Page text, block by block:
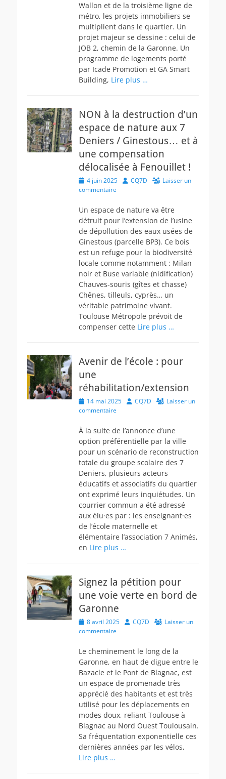
Wallon et de la troisième ligne de
métro, les projets immobiliers se
multiplient dans le quartier. Un
projet majeur se dessine : celui de
JOB 2, chemin de la Garonne. Un
programme de logements porté
par Icade Promotion et GA Smart
Building, Lire plus …
NON à la destruction d’un
espace de nature aux 7
Deniers / Ginestous… et à
une compensation
délocalisée à Fenouillet !
Posted
on
4 juin 2025 Author
CQ7D
Laisser un
commentaire
Un espace de nature va être
détruit pour l’extension de l’usine
de dépollution des eaux usées de
Ginestous (parcelle BP3). Ce bois
est un refuge pour la biodiversité
locale comme notamment : Milan
noir et Buse variable (nidification)
Chauves-souris (gîtes et chasse)
Chênes, tilleuls, cyprès… un
véritable patrimoine vivant.
Toulouse Métropole prévoit de
compenser cette Lire plus …
Avenir de l’école : pour
une
réhabilitation/extension
Posted
on
14 mai 2025 Author
CQ7D
Laisser un
commentaire
À la suite de l’annonce d’une
option préférentielle par la ville
pour un scénario de reconstruction
totale du groupe scolaire des 7
Deniers, plusieurs acteurs
éducatifs et associatifs du quartier
ont exprimé leurs inquiétudes. Un
courrier commun a été adressé
aux élu·es par : les enseignant·es
de l’école maternelle et
élémentaire l’association 7 Animés,
en Lire plus …
Signez la pétition pour
une voie verte en bord de
Garonne
Posted
on
8 avril 2025 Author
CQ7D
Laisser un
commentaire
Le cheminement le long de la
Garonne, en haut de digue entre le
Bazacle et le Pont de Blagnac, est
un espace de promenade très
apprécié des habitants et est très
utilisé pour les déplacements en
modes doux, reliant Toulouse à
Blagnac au Nord Ouest Toulousain.
Sa fréquentation exponentielle ces
dernières années par les vélos,
Lire plus …